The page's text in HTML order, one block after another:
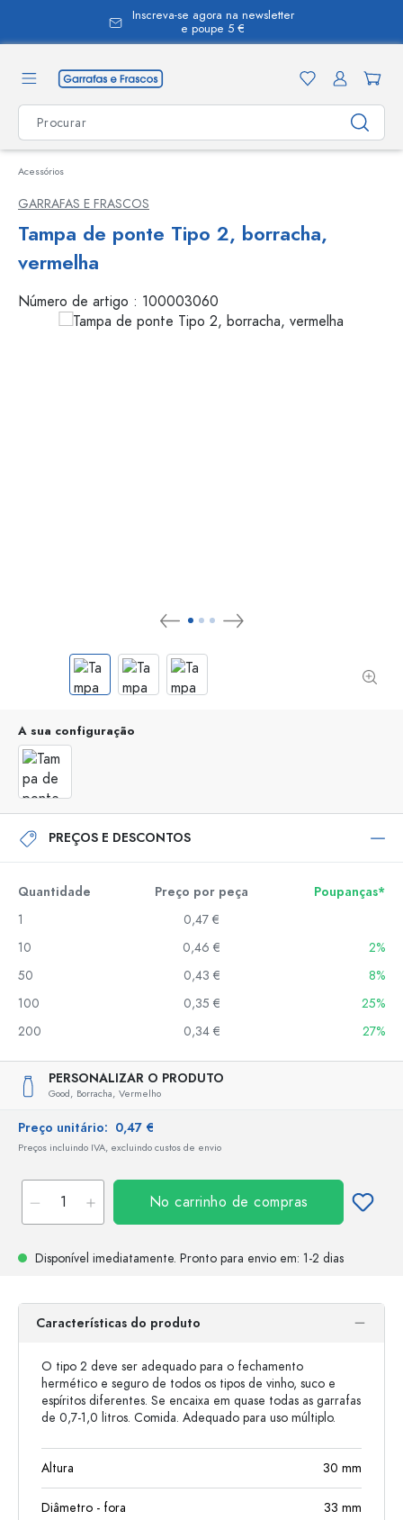
Inscreva-se agora na newsletter
e poupe 5 €
Acessórios
GARRAFAS E FRASCOS
Tampa de ponte Tipo 2, borracha,
vermelha
Número de artigo : 100003060
A sua configuração
PREÇOS E DESCONTOS
Quantidade Preço por peça
Poupanças*
1
0,47 €
10
0,46 €
2%
50
0,43 €
8%
100
0,35 €
25%
200
0,34 € 27%
PERSONALIZAR O PRODUTO
Good, Borracha, Vermelho
Preço unitário: 0,47 €
Preços incluindo IVA, excluindo custos de envio
No carrinho de compras
Disponível imediatamente. Pronto para envio em: 1-2 dias
Características do produto
O tipo 2 deve ser adequado para o fechamento
hermético e seguro de todos os tipos de vinho, suco e
espíritos diferentes. Se encaixa em quase todas as garrafas
de 0,7-1,0 litros. Comida. Adequado para uso múltiplo.
Altura 30 mm
Diâmetro - fora 33 mm